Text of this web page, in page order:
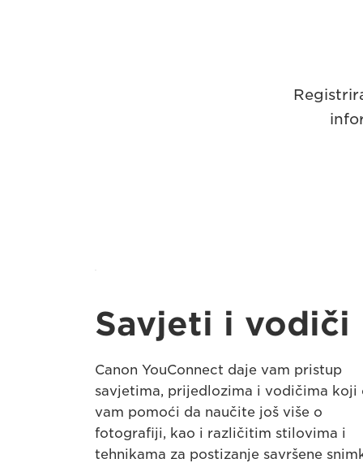
Savjeti i vodiči
Canon YouConnect daje vam pristup
savjetima, prijedlozima i vodičima koji
vam pomoći da naučite još više o
fotografiji, kao i različitim stilovima i
tehnikama za postizanje savršene